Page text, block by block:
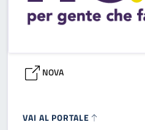
NOVA
VAI AL PORTALE